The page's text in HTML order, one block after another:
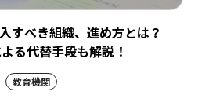
すべき組織、進め方とは？
代替手段も解説！
教育機関